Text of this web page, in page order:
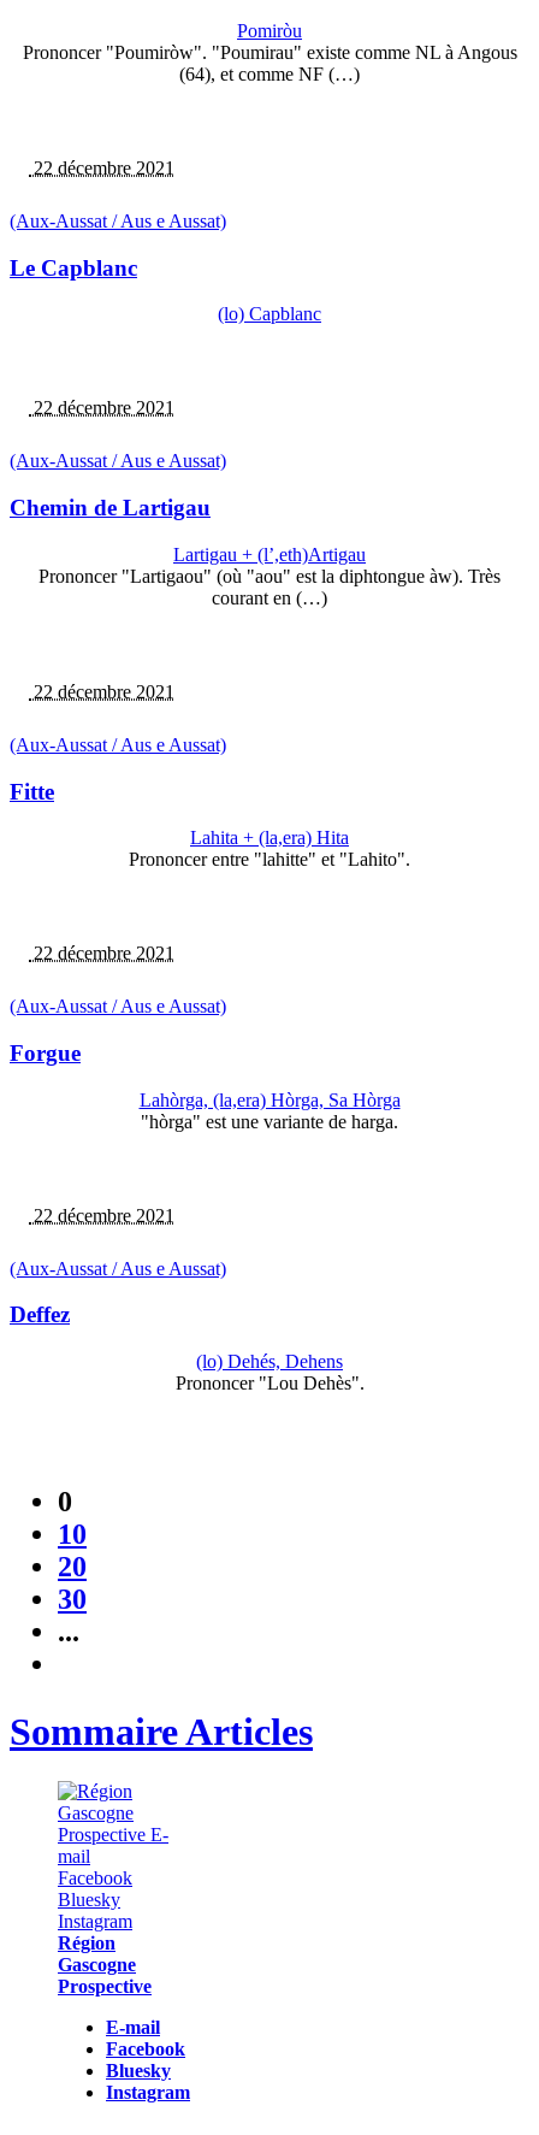
Pomiròu
Prononcer "Poumiròw". "Poumirau" existe comme NL à Angous
(64), et comme NF (…)
22 décembre 2021
(Aux-Aussat / Aus e Aussat)
Le Capblanc
(lo) Capblanc
22 décembre 2021
(Aux-Aussat / Aus e Aussat)
Chemin de Lartigau
Lartigau + (l’,eth)Artigau
Prononcer "Lartigaou" (où "aou" est la diphtongue àw). Très
courant en (…)
22 décembre 2021
(Aux-Aussat / Aus e Aussat)
Fitte
Lahita + (la,era) Hita
Prononcer entre "lahitte" et "Lahito".
22 décembre 2021
(Aux-Aussat / Aus e Aussat)
Forgue
Lahòrga, (la,era) Hòrga, Sa Hòrga
"hòrga" est une variante de harga.
22 décembre 2021
(Aux-Aussat / Aus e Aussat)
Deffez
(lo) Dehés, Dehens
Prononcer "Lou Dehès".
0
10
20
30
...
Sommaire Articles
Région
Gascogne
Prospective
E-mail
Facebook
Bluesky
Instagram